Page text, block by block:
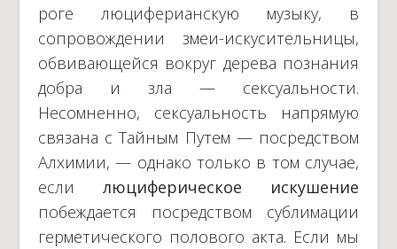
роге люциферианскую музыку, в
сопровождении змеи-искусительницы,
обвивающейся вокруг дерева познания
добра и зла — сексуальности.
Несомненно, сексуальность напрямую
связана с Тайным Путем — посредством
Алхимии, — однако только в том случае,
если люциферическое
искушение
побеждается посредством сублимации
герметического полового акта. Если мы